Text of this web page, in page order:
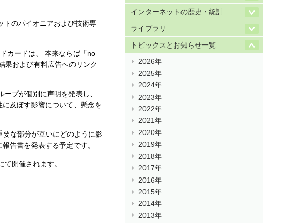
のパイオニアおよび技術専
カードは、 本来ならば「no
果および有料広告へのリンク
プが個別に声明を発表し、
及ぼす影響について、懸念を
な部分が互いにどのように影
告書を発表する予定です。
開催されます。
インターネットの歴史・統計
ライブラリ
トピックスとお知らせ一覧
2026年
2025年
2024年
2023年
2022年
2021年
2020年
2019年
2018年
2017年
2016年
2015年
2014年
2013年